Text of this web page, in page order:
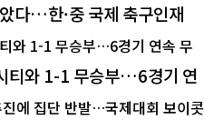
다…한·중 국제 축구인재
티와 1-1 무승부…6경기 연